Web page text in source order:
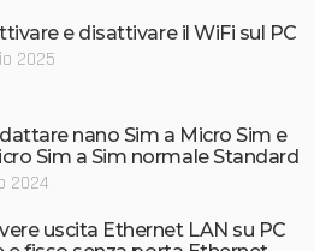
e disattivare il WiFi sul PC
2025
nano Sim a Micro Sim e
Sim a Sim normale Standard
2024
uscita Ethernet LAN su PC